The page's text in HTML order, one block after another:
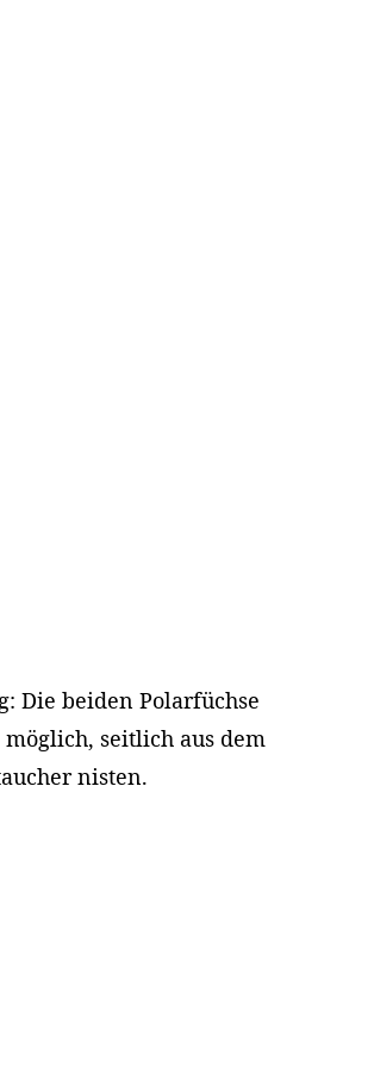
Die beiden Polarfüchse
seitlich aus dem
nisten.